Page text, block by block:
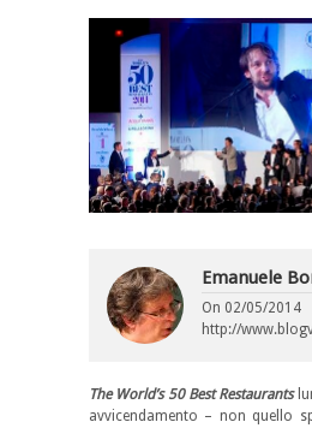
Emanuele
On 02/05/2014
http://
The World’s 50 Best Restaurants
avvicendamento – non quello